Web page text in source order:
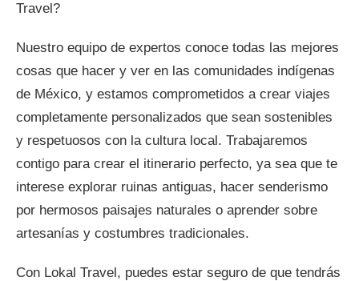
Travel?
Nuestro equipo de expertos conoce todas las mejores
cosas que hacer y ver en las comunidades indígenas
de México, y estamos comprometidos a crear viajes
completamente personalizados que sean sostenibles
y respetuosos con la cultura local. Trabajaremos
contigo para crear el itinerario perfecto, ya sea que te
interese explorar ruinas antiguas, hacer senderismo
por hermosos paisajes naturales o aprender sobre
artesanías y costumbres tradicionales.
Con Lokal Travel, puedes estar seguro de que tendrás